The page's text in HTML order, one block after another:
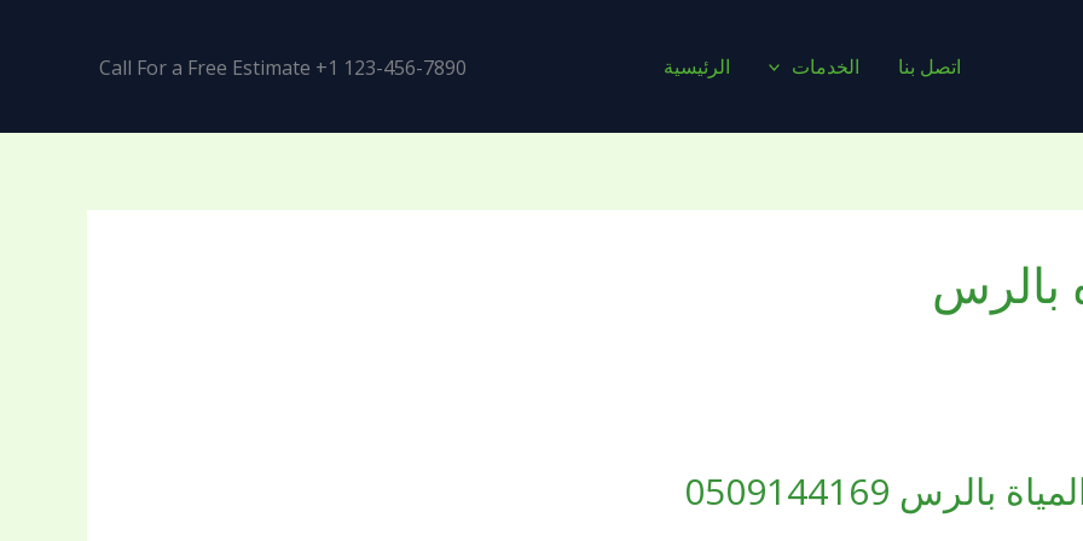
اتصل بنا الخدمات الرئيسية Call For a Free Estimate +1 123-456-7890
بالرس
0509144169